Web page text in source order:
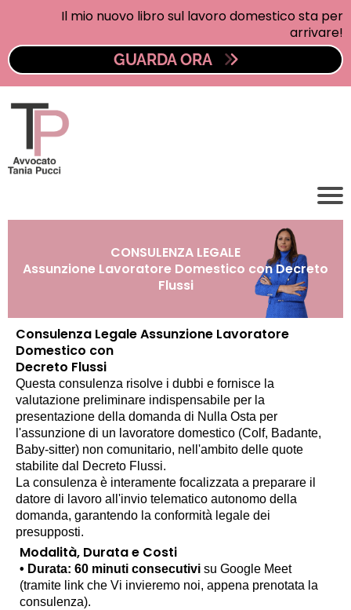
Il mio nuovo libro sul lavoro domestico sta per
arrivare!
GUARDA ORA
CONSULENZA LEGALE
Assunzione Lavoratore Domestico con Decreto
Flussi
Consulenza Legale Assunzione Lavoratore
Domestico con
Decreto Flussi
Questa consulenza risolve i dubbi e fornisce la
valutazione preliminare indispensabile per la
presentazione della domanda di Nulla Osta per
l'assunzione di un lavoratore domestico (Colf, Badante,
Baby-sitter) non comunitario, nell'ambito delle quote
stabilite dal Decreto Flussi.
La consulenza è interamente focalizzata a preparare il
datore di lavoro all'invio telematico autonomo della
domanda, garantendo la conformità legale dei
presupposti.
Modalità, Durata e Costi
• Durata: 60 minuti consecutivi su Google Meet
(tramite link che Vi invieremo noi, appena prenotata la
consulenza).